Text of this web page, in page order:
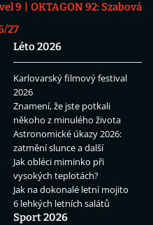
9
OKTAGON 92: Szabová
27
Léto 2026
Karlovarský filmový festival
2026
Znamení, že jste potkali
někoho z minulého života
Astronomické úkazy 2026:
zatmění slunce a další
Jak obléci miminko při
vysokých teplotách?
Jak na dokonalé letní mojito
6 lehkých letních salátů
Sport 2026